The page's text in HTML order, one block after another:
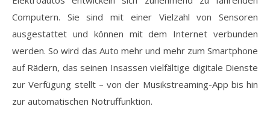
Computern. Sie sind mit einer Vielzahl von Sensoren
ausgestattet und können mit dem Internet verbunden
werden. So wird das Auto mehr und mehr zum Smartphone
auf Rädern, das seinen Insassen vielfältige digitale Dienste
zur Verfügung stellt – von der Musikstreaming-App bis hin
zur automatischen Notruffunktion.